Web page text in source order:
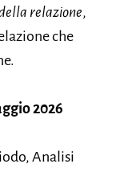
relazione,
che
2026
Analisi